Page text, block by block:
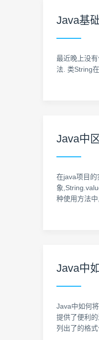
Java基
最近晚上没
法. 类String
Java中
在java项目
象
种使用方法
Java中
Java中如何
提供了便利
列出了的格